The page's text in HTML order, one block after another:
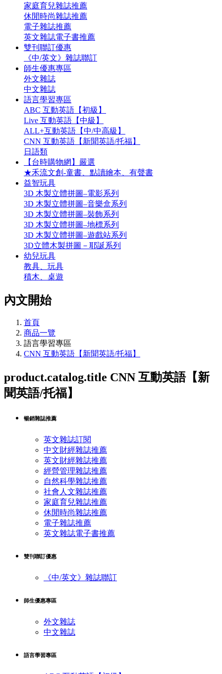
家庭育兒雜誌推薦
休閒時尚雜誌推薦
電子雜誌推薦
英文雜誌電子書推薦
雙刊聯訂優惠
《中/英文》雜誌聯訂
師生優惠專區
外文雜誌
中文雜誌
語言學習專區
ABC 互動英語【初級】
Live 互動英語【中級】
ALL+互動英語【中/中高級】
CNN 互動英語【新聞英語/托福】
日語類
【台時購物網】嚴選
★禾流文創-童書、點讀繪本、有聲書
益智玩具
3D 木製立體拼圖–電影系列
3D 木製立體拼圖–音樂盒系列
3D 木製立體拼圖–裝飾系列
3D 木製立體拼圖–地標系列
3D 木製立體拼圖–遊戲站系列
3D立體木製拼圖－耶誕系列
幼兒玩具
教具、玩具
積木、桌遊
內文開始
首頁
商品一覽
語言學習專區
CNN 互動英語【新聞英語/托福】
product.catalog.title CNN 互動英語【新
聞英語/托福】
暢銷雜誌推薦
英文雜誌訂閱
中文財經雜誌推薦
英文財經雜誌推薦
經營管理雜誌推薦
自然科學雜誌推薦
社會人文雜誌推薦
家庭育兒雜誌推薦
休閒時尚雜誌推薦
電子雜誌推薦
英文雜誌電子書推薦
雙刊聯訂優惠
《中/英文》雜誌聯訂
師生優惠專區
外文雜誌
中文雜誌
語言學習專區